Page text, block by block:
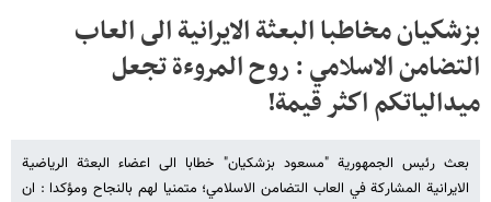
بزشكيان مخاطبا البعثة الايرانية الى العاب
التضامن الاسلامي : روح المروءة تجعل
ميدالياتكم اكثر قيمة!
بعث رئيس الجمهورية "مسعود بزشكيان" خطابا الى اعضاء البعثة الرياضية
الايرانية المشاركة في العاب التضامن الاسلامي؛ متمنيا لهم بالنجاح ومؤكدا : ان